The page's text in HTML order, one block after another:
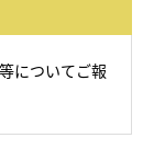
についてご報